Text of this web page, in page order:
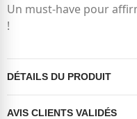
Un must-have pour
!
DÉTAILS DU PRODUIT
AVIS CLIENTS VALIDÉS